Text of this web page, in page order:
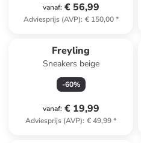
vanaf: € 56,99
Adviesprijs (AVP): € 150,00*
Freyling
Sneakers beige
-60%
vanaf: € 19,99
Adviesprijs (AVP): € 49,99*